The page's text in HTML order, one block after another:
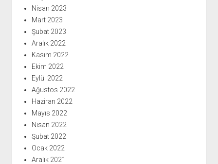
Nisan 2023
Mart 2023
Şubat 2023
Aralık 2022
Kasım 2022
Ekim 2022
Eylül 2022
Ağustos 2022
Haziran 2022
Mayıs 2022
Nisan 2022
Şubat 2022
Ocak 2022
Aralık 2021